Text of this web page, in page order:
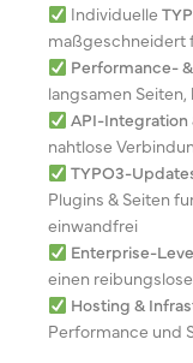
Individuelle
maßgeschneidert
Performance-
langsamen
API-Integration
nahtlose
TYPO3-
Plugins & Seiten
einwandfrei
Enterprise-
einen
Hosting &
Performance und